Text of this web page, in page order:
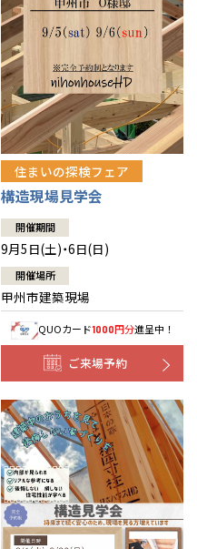
住まいの探検フェア
構造現場見学会
開催期間
9月5日(土)・6日(日)
開催場所
甲州市建築現場
QUOカード1000円分進呈中！
ご来場予約